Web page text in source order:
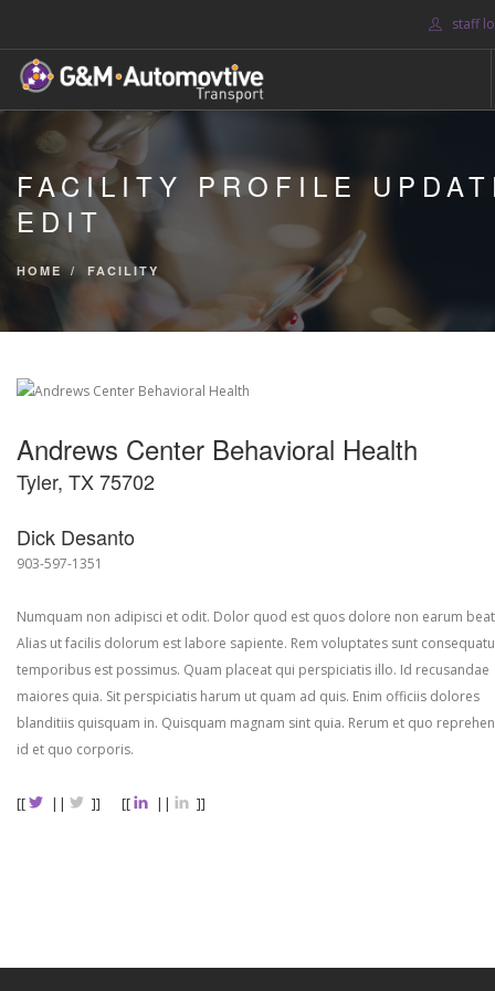
staff
ABOUT US
BLOG
CONTACT US
SEARCH SITE
FACILITY PROFILE
EDIT
HOME FACILITY
Andrews Center Behavioral Health
Tyler, TX 75702
Dick Desanto
903-597-1351
Numquam non adipisci et odit. Dolor quod est quos dolore non earum
Alias ut facilis dolorum est labore sapiente. Rem voluptates sunt
temporibus est possimus. Quam placeat qui perspiciatis illo. Id recusandae
maiores quia. Sit perspiciatis harum ut quam ad quis. Enim officiis dolores
blanditiis quisquam in. Quisquam magnam sint quia. Rerum et quo
id et quo corporis.
[[ || ]] [[ || ]]